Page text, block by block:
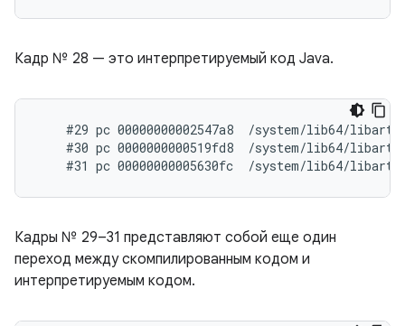
Кадр № 28 — это интерпретируемый код Java.
#29 pc 00000000002547a8  /system/lib64/
#30 pc 0000000000519fd8  /system/lib64/
Кадры № 29–31 представляют собой еще один
переход между скомпилированным кодом и
интерпретируемым кодом.